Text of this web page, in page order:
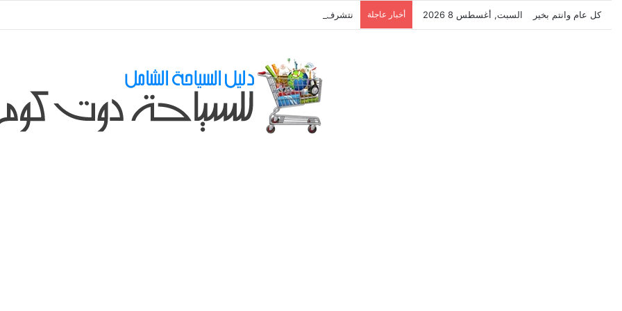
كل عام وانتم بخير السبت, أغسطس 8 2026 أخبار عاجلة نتشرف بتلقي طلباتكم و استفسارتكم ... لو عندك سؤال او استفسار ماتدرددش فى طلب